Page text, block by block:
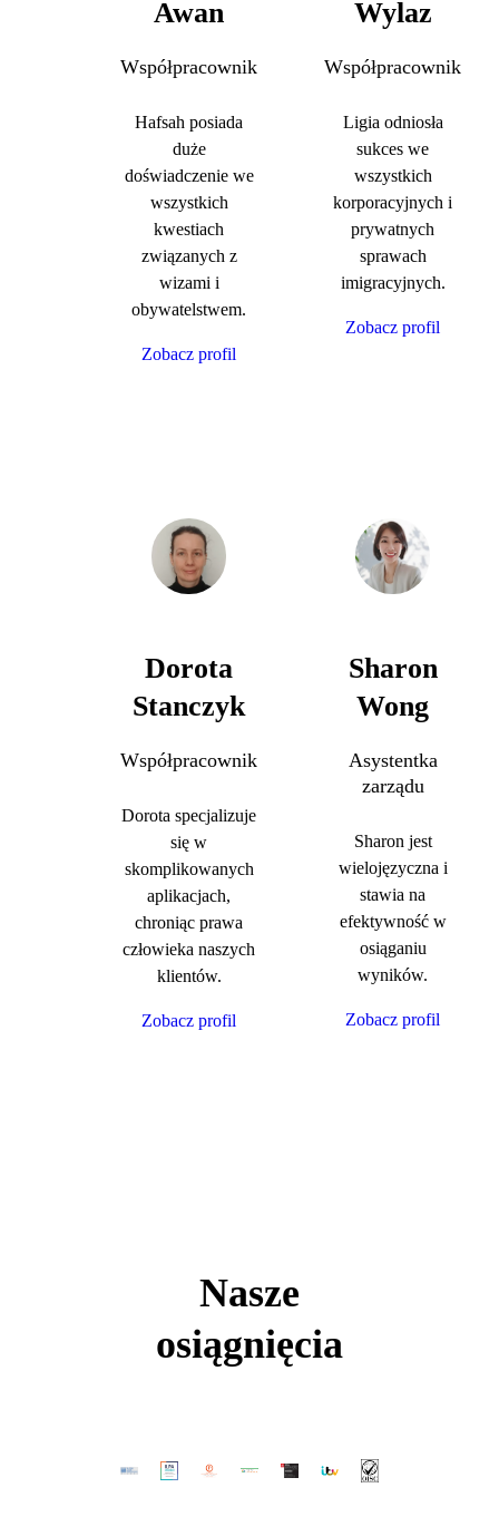
Awan
Współpracownik
Hafsah posiada
duże
doświadczenie we
wszystkich
kwestiach
związanych z
wizami i
obywatelstwem.
Zobacz profil
Wylaz
Współpracownik
Ligia odniosła
sukces we
wszystkich
korporacyjnych i
prywatnych
sprawach
imigracyjnych.
Zobacz profil
Dorota
Stanczyk
Współpracownik
Dorota specjalizuje
się w
skomplikowanych
aplikacjach,
chroniąc prawa
człowieka naszych
klientów.
Zobacz profil
Sharon
Wong
Asystentka
zarządu
Sharon jest
wielojęzyczna i
stawia na
efektywność w
osiąganiu
wyników.
Zobacz profil
Nasze
osiągnięcia